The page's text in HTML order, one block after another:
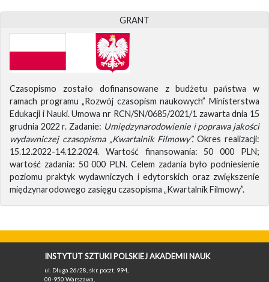
GRANT
Czasopismo zostało dofinansowane z budżetu państwa w
ramach programu „Rozwój czasopism naukowych” Ministerstwa
Edukacji i Nauki. Umowa nr RCN/SN/0685/2021/1 zawarta dnia 15
grudnia 2022 r. Zadanie: Umiędzynarodowienie i poprawa jakości
wydawniczej czasopisma „Kwartalnik Filmowy”.Okres realizacji:
15.12.2022-14.12.2024. Wartość finansowania: 50 000 PLN;
wartość zadania: 50 000 PLN. Celem zadania było podniesienie
poziomu praktyk wydawniczych i edytorskich oraz zwiększenie
międzynarodowego zasięgu czasopisma „Kwartalnik Filmowy”.
INSTYTUT SZTUKI POLSKIEJ AKADEMII NAUK
ul. Długa 26/28, skr. poczt. 994,
00-950 Warszawa,